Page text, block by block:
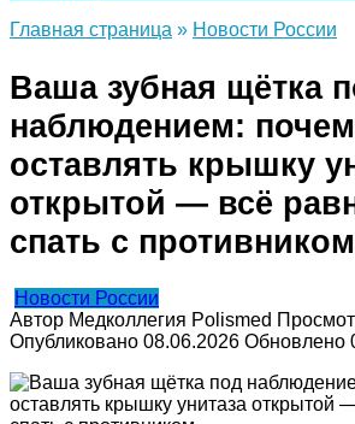
Главная страница » Новости России
Ваша зубная щётка
наблюдением:
оставлять крышку
открытой — всё
спать с противником
Новости России
Автор Медколлегия Polismed
Опубликовано 08.06.2026 Обновлено